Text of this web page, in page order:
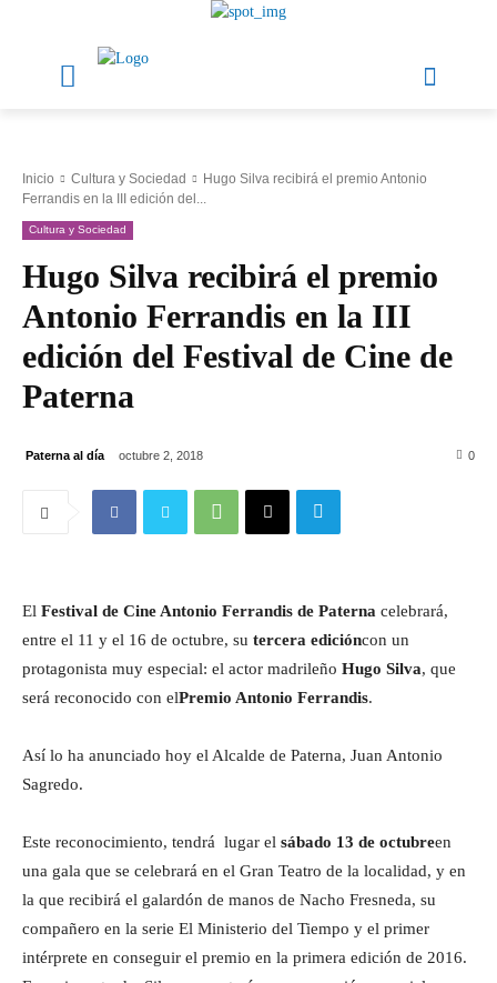
Inicio Cultura y Sociedad
Hugo Silva recibirá el premio Antonio
Ferrandis en la III edición del...
Cultura y Sociedad
Hugo Silva recibirá el premio
Antonio Ferrandis en la III
edición del Festival de Cine de
Paterna
Paterna al día octubre 2, 2018 0
El Festival de Cine Antonio Ferrandis de Paterna celebrará,
entre el 11 y el 16 de octubre, su tercera edicióncon un
protagonista muy especial: el actor madrileño Hugo Silva, que
será reconocido con elPremio Antonio Ferrandis.
Así lo ha anunciado hoy el Alcalde de Paterna, Juan Antonio
Sagredo.
Este reconocimiento, tendrá lugar el sábado 13 de octubreen
una gala que se celebrará en el Gran Teatro de la localidad, y en
la que recibirá el galardón de manos de Nacho Fresneda, su
compañero en la serie El Ministerio del Tiempo y el primer
intérprete en conseguir el premio en la primera edición de 2016.